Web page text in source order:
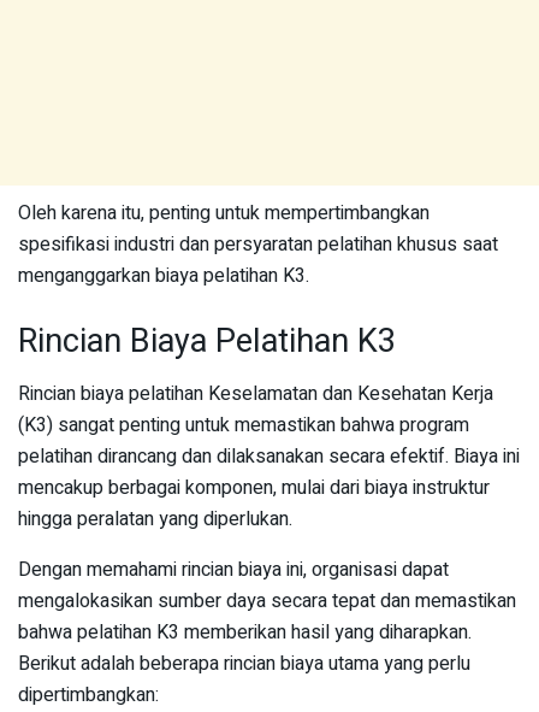
Oleh karena itu, penting untuk mempertimbangkan
spesifikasi industri dan persyaratan pelatihan khusus saat
menganggarkan biaya pelatihan K3.
Rincian Biaya Pelatihan K3
Rincian biaya pelatihan Keselamatan dan Kesehatan Kerja
(K3) sangat penting untuk memastikan bahwa program
pelatihan dirancang dan dilaksanakan secara efektif. Biaya ini
mencakup berbagai komponen, mulai dari biaya instruktur
hingga peralatan yang diperlukan.
Dengan memahami rincian biaya ini, organisasi dapat
mengalokasikan sumber daya secara tepat dan memastikan
bahwa pelatihan K3 memberikan hasil yang diharapkan.
Berikut adalah beberapa rincian biaya utama yang perlu
dipertimbangkan: